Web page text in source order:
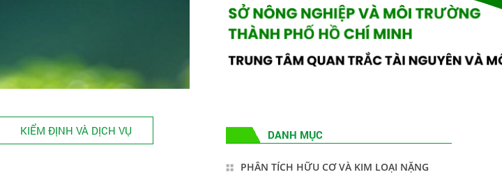
KIỂM ĐỊNH VÀ DỊCH VỤ DANH MỤC
PHÂN TÍCH HỮU CƠ VÀ KIM LOẠI NẶNG
bàn Bình Dương (cũ) tháng 10 năm 2025